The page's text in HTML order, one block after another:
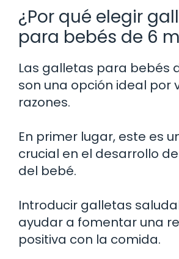
¿Por qué elegir
para bebés de 6
Las galletas para bebés
son una opción ideal por
razones.
En primer lugar, este es
crucial en el desarrollo
del bebé.
Introducir galletas
ayudar a fomentar una
positiva con la comida.